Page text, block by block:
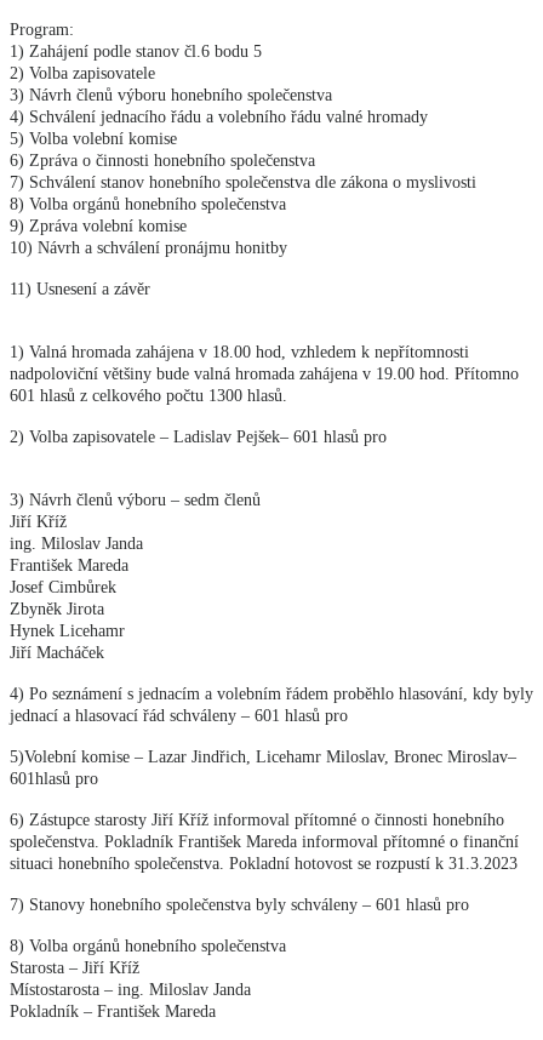
Program:
1) Zahájení podle stanov čl.6 bodu 5
2) Volba zapisovatele
3) Návrh členů výboru honebního společenstva
4) Schválení jednacího řádu a volebního řádu valné hromady
5) Volba volební komise
6) Zpráva o činnosti honebního společenstva
7) Schválení stanov honebního společenstva dle zákona o myslivosti
8) Volba orgánů honebního společenstva
9) Zpráva volební komise
10) Návrh a schválení pronájmu honitby
11) Usnesení a závěr
1) Valná hromada zahájena v 18.00 hod, vzhledem k nepřítomnosti
nadpoloviční většiny bude valná hromada zahájena v 19.00 hod. Přítomno
601 hlasů z celkového počtu 1300 hlasů.
2) Volba zapisovatele – Ladislav Pejšek– 601 hlasů pro
3) Návrh členů výboru – sedm členů
Jiří Kříž
ing. Miloslav Janda
František Mareda
Josef Cimbůrek
Zbyněk Jirota
Hynek Licehamr
Jiří Macháček
4) Po seznámení s jednacím a volebním řádem proběhlo hlasování, kdy byly
jednací a hlasovací řád schváleny – 601 hlasů pro
5)Volební komise – Lazar Jindřich, Licehamr Miloslav, Bronec Miroslav–
601hlasů pro
6) Zástupce starosty Jiří Kříž informoval přítomné o činnosti honebního
společenstva. Pokladník František Mareda informoval přítomné o finanční
situaci honebního společenstva. Pokladní hotovost se rozpustí k 31.3.2023
7) Stanovy honebního společenstva byly schváleny – 601 hlasů pro
8) Volba orgánů honebního společenstva
Starosta – Jiří Kříž
Místostarosta – ing. Miloslav Janda
Pokladník – František Mareda